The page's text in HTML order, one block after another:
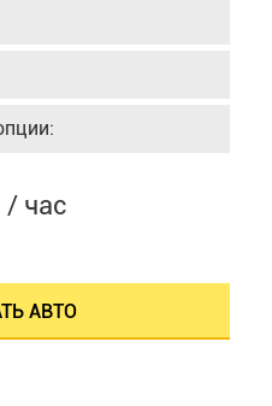
/ час
АВТО